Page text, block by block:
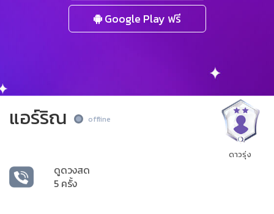
Google Play ฟรี
แอร์ริณ offline
ดูดวงสด
5 ครั้ง
ดาวรุ่ง